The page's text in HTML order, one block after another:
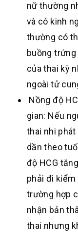
nữ thường
và có kinh
thường có
buồng
của thai kỳ
ngoài tử
Nồng độ
gian: Nếu
thai nhi
dần theo
độ HCG
phải đi kiểm
trường hợp
nhận bản
thai nhưng